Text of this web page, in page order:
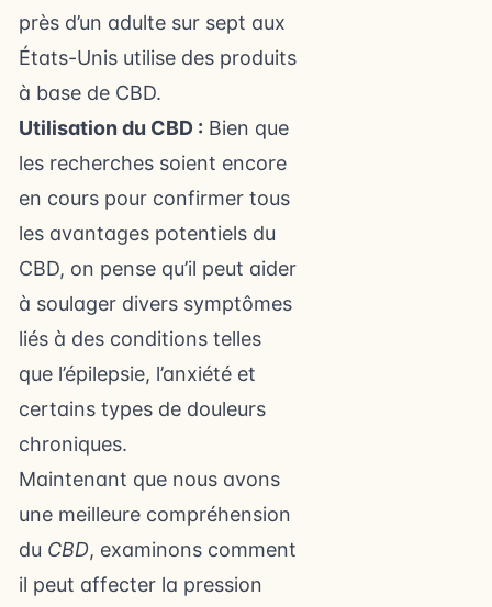
près d’un adulte sur sept aux
États-Unis utilise des produits
à base de CBD.
Utilisation du CBD : Bien que
les recherches soient encore
en cours pour confirmer tous
les avantages potentiels du
CBD, on pense qu’il peut aider
à soulager divers symptômes
liés à des conditions telles
que l’épilepsie, l’anxiété et
certains types de douleurs
chroniques.
Maintenant que nous avons
une meilleure compréhension
du CBD, examinons comment
il peut affecter la pression